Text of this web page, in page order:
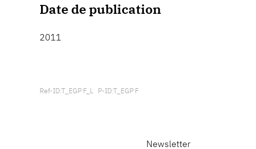
Date de publication
2011
Ref-ID:T_EGP F_L P-ID:T_EGP F
Newsletter